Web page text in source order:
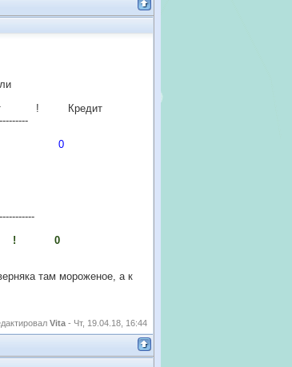
Кредит
0
0
там мороженое, а к
Vita - Чт, 19.04.18, 16:44